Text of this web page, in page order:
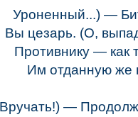
Уроненный...) —
Вы цезарь. (О,
Противнику — как
Им отданную же
Вручать!) —